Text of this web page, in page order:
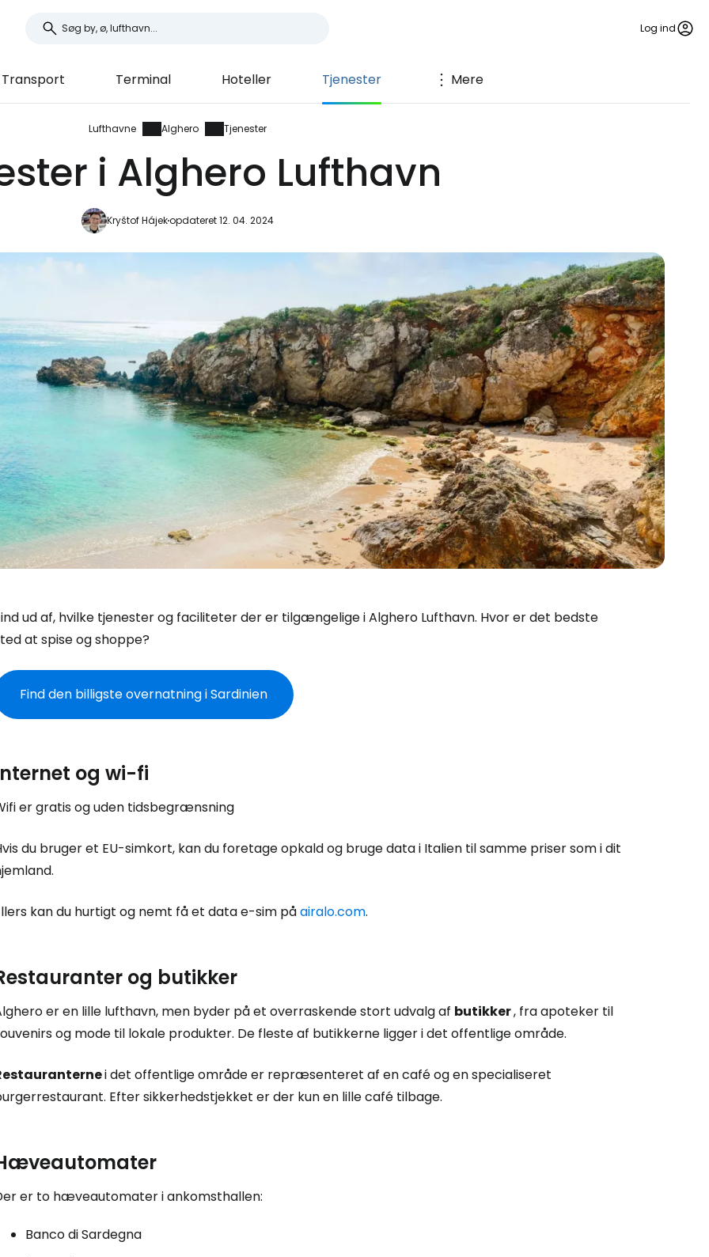
Log ind
Transport Terminal Hoteller Tjenester Mere
Lufthavne Alghero Tjenester
i Alghero Lufthavn
Kryštof Hájekopdateret 12. 04. 2024
ud af, hvilke tjenester og faciliteter der er tilgængelige i Alghero Lufthavn. Hvor er det bedste
at spise og shoppe?
Find den billigste overnatning i Sardinien
og wi-fi
er gratis og uden tidsbegrænsning
du bruger et EU-simkort, kan du foretage opkald og bruge data i Italien til samme priser som i dit
kan du hurtigt og nemt få et data e-sim påairalo.com.
og butikker
er en lille lufthavn, men byder på et overraskende stort udvalg af butikker, fra apoteker til
og mode til lokale produkter. De fleste af butikkerne ligger i det offentlige område.
i det offentlige område er repræsenteret af en café og en specialiseret
Efter sikkerhedstjekket er der kun en lille café tilbage.
er to hæveautomater i ankomsthallen:
Banco di Sardegna
Log ind på Cestee
... det verdensomspændende rejsefællesskab
Fortsæt med Google
Fortsæt med e-mail